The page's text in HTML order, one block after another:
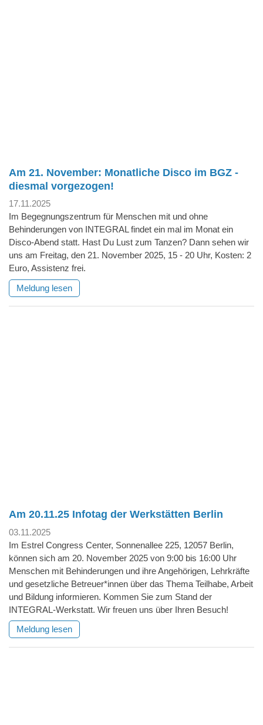
Am 21. November: Monatliche Disco im BGZ -
diesmal vorgezogen!
17.11.2025
Im Begegnungszentrum für Menschen mit und ohne
Behinderungen von INTEGRAL findet ein mal im Monat ein
Disco-Abend statt. Hast Du Lust zum Tanzen? Dann sehen wir
uns am Freitag, den 21. November 2025, 15 - 20 Uhr, Kosten: 2
Euro, Assistenz frei.
Meldung lesen
Am 20.11.25 Infotag der Werkstätten Berlin
03.11.2025
Im Estrel Congress Center, Sonnenallee 225, 12057 Berlin,
können sich am 20. November 2025 von 9:00 bis 16:00 Uhr
Menschen mit Behinderungen und ihre Angehörigen, Lehrkräfte
und gesetzliche Betreuer*innen über das Thema Teilhabe, Arbeit
und Bildung informieren. Kommen Sie zum Stand der
INTEGRAL-Werkstatt. Wir freuen uns über Ihren Besuch!
Meldung lesen